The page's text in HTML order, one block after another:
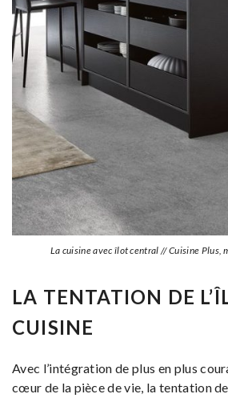
La cuisine avec îlot central // Cuisine Plus,
LA TENTATION DE
CUISINE
Avec l’intégration de plus en plus
cœur de la pièce de vie, la tentation